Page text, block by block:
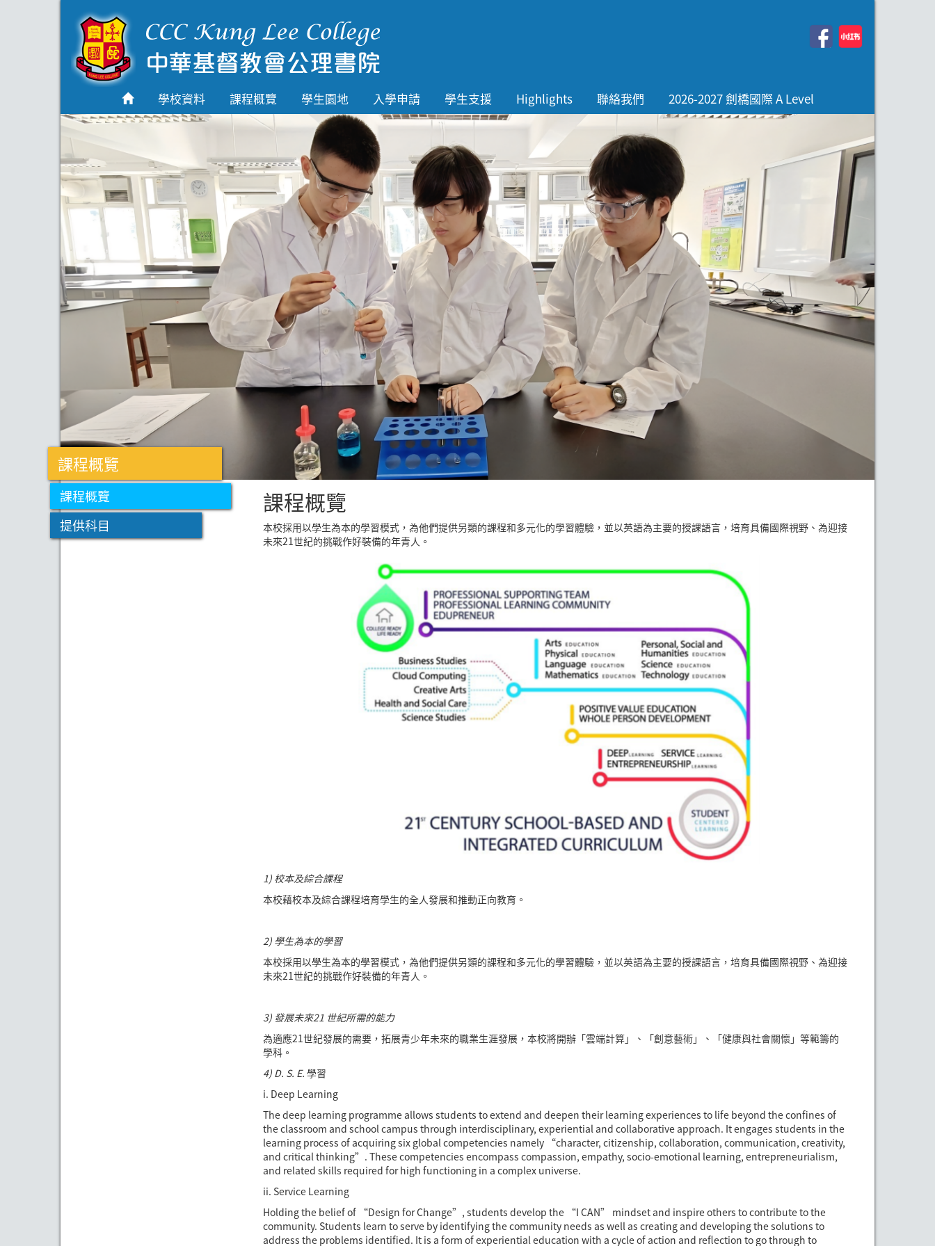
課程概覽
學生園地
入學申請
學生支援
Highlights
聯絡我們
2026-2027 劍橋國際
A Level
學校資料 課程概覽 學生園地 入學申請 學生支援 Highlights 聯絡我們 2026-2027 劍橋國際 A Level
課程概覽
課程概覽
提供科目
課程概覽
本校採用以學生為本的學習模式，為他們提供另類的課程和多元化的學習體驗，並以英語為主要的授課語言，培育具備國際視野、為迎接
未來21世紀的挑戰作好裝備的年青人。
1) 校本及綜合課程
本校藉校本及綜合課程培育學生的全人發展和推動正向教育。
2) 學生為本的學習
本校採用以學生為本的學習模式，為他們提供另類的課程和多元化的學習體驗，並以英語為主要的授課語言，培育具備國際視野、為迎接
未來21世紀的挑戰作好裝備的年青人。
3) 發展未來21 世紀所需的能力
為適應21世紀發展的需要，拓展青少年未來的職業生涯發展，本校將開辦「雲端計算」、「創意藝術」、「健康與社會關懷」等範籌的
學科。
4) D. S. E. 學習
i. Deep Learning
The deep learning programme allows students to extend and deepen their learning experiences to life beyond the confines of
the classroom and school campus through interdisciplinary, experiential and collaborative approach. It engages students in the
learning process of acquiring six global competencies namely “character, citizenship, collaboration, communication, creativity,
and critical thinking”. These competencies encompass compassion, empathy, socio-emotional learning, entrepreneurialism,
and related skills required for high functioning in a complex universe.
ii. Service Learning
Holding the belief of “Design for Change”, students develop the “I CAN” mindset and inspire others to contribute to the
community. Students learn to serve by identifying the community needs as well as creating and developing the solutions to
address the problems identified. It is a form of experiential education with a cycle of action and reflection to go through to